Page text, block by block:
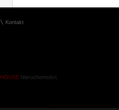
Kontakt
HOUSE Nieruchomości.